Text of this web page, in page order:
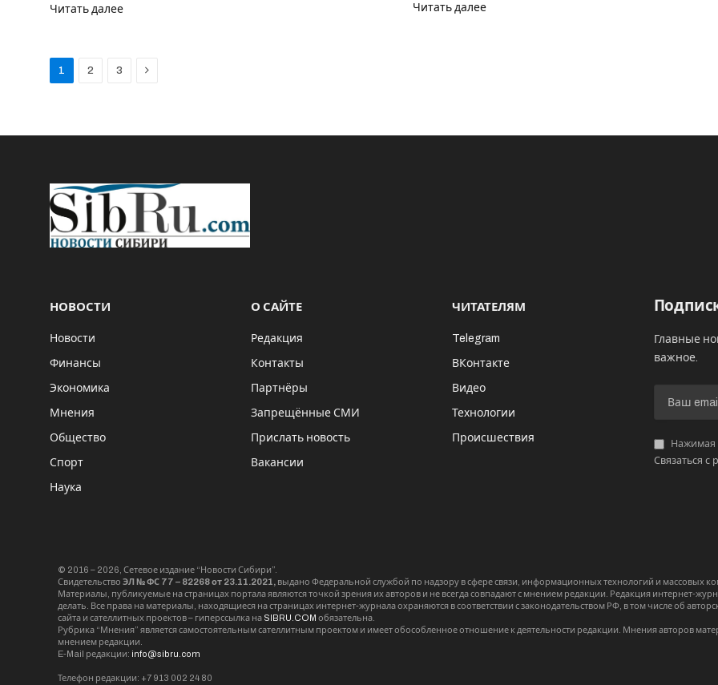
Читать далее Читать далее
1 2 3 Next
НОВОСТИ
Новости
Финансы
Экономика
Мнения
Общество
Спорт
Наука
О САЙТЕ
Редакция
Контакты
Партнёры
Запрещённые СМИ
Прислать новость
Вакансии
ЧИТАТЕЛЯМ
Telegram
ВКонтакте
Видео
Технологии
Происшествия
Главные
важное.
Нажимая
Связаться с
© 2016 – 2026, Сетевое издание “Новости Сибири”.
Свидетельство ЭЛ № ФС 77 – 82268 от 23.11.2021, выдано Федеральной службой по надзору в сфере связи, информационных технологий и массовых
Материалы, публикуемые на страницах портала являются точкой зрения их авторов и не всегда совпадают с мнением редакции. Редакция интернет-
делать. Все права на материалы, находящиеся на страницах интернет-журнала охраняются в соответствии с законодательством РФ, в том числе об
сайта и сателлитных проектов – гиперссылка на SIBRU.COM обязательна.
Рубрика “Мнения” является самостоятельным сателлитным проектом и имеет обособленное отношение к деятельности редакции. Мнения авторов
мнением редакции.
E-Mail редакции: info@sibru.com
Телефон редакции: +7 913 002 24 80